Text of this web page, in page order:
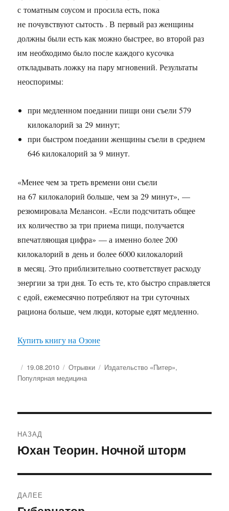
с томатным соусом и просила есть, пока
не почувствуют сытость . В первый раз женщины
должны были есть как можно быстрее, во второй раз
им необходимо было после каждого кусочка
откладывать ложку на пару мгновений. Результаты
неоспоримы:
при медленном поедании пищи они съели 579
килокалорий за 29 минут;
при быстром поедании женщины съели в среднем
646 килокалорий за 9 минут.
«Менее чем за треть времени они съели
на 67 килокалорий больше, чем за 29 минут», —
резюмировала Мелансон. «Если подсчитать общее
их количество за три приема пищи, получается
впечатляющая цифра» — а именно более 200
килокалорий в день и более 6000 килокалорий
в месяц. Это приблизительно соответствует расходу
энергии за три дня. То есть те, кто быстро справляется
с едой, ежемесячно потребляют на три суточных
рациона больше, чем люди, которые едят медленно.
Купить книгу на Озоне
Опубликовано
19.08.2010 Рубрики
Отрывки Метки
Издательство «Питер»,
Популярная медицина
по
НАЗАД
Предыдущая
Юхан Теорин. Ночной шторм
ДАЛЕЕ